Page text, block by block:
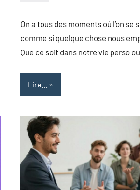
On a tous des moments où l’on se
comme si quelque chose nous
Que ce soit dans notre vie perso
Lire...